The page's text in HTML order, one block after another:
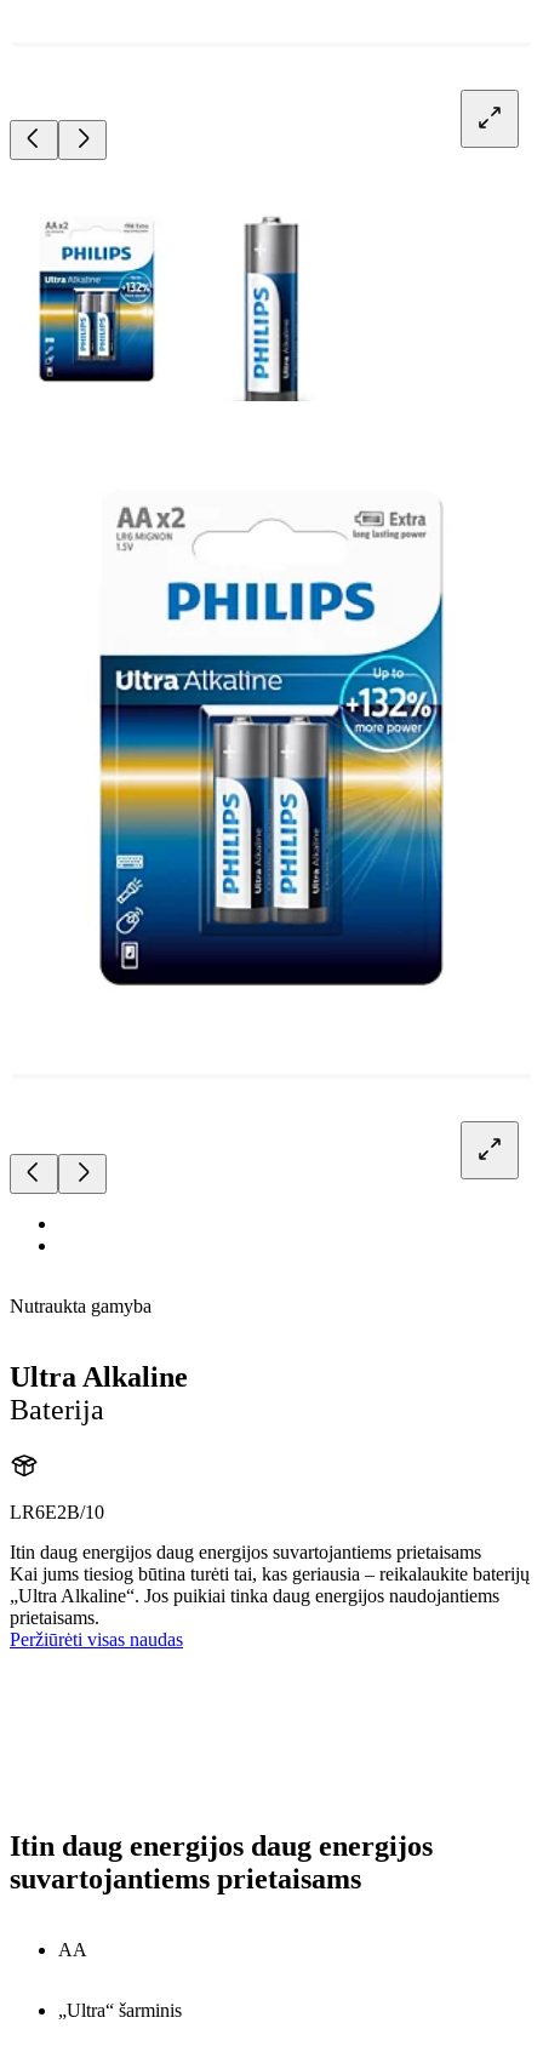
Nutraukta gamyba
Ultra Alkaline
Baterija
LR6E2B/10
Itin daug energijos daug energijos suvartojantiems prietaisams
Kai jums tiesiog būtina turėti tai, kas geriausia – reikalaukite baterijų
„Ultra Alkaline“. Jos puikiai tinka daug energijos naudojantiems
prietaisams.
Peržiūrėti visas naudas
Itin daug energijos daug energijos
suvartojantiems prietaisams
AA
„Ultra“ šarminis